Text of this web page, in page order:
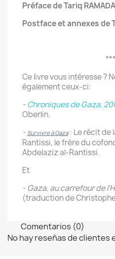
Préface de Tariq
Postface et annexes de
***
Ce livre vous intéresse ?
également ceux-ci:
-Chroniques de Gaza,
Oberlin.
- Survivre à Gaza: Le récit de
Rantissi, le frère du
Abdelaziz al-Rantissi.
Et
- Gaza, au carrefour de
(traduction de
Comentarios (0)
No hay reseñas de clientes